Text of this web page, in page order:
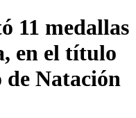
11 medallas
en el título
de Natación